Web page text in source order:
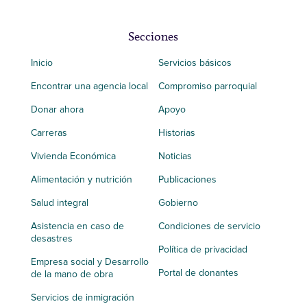
Secciones
Inicio
Encontrar una agencia local
Donar ahora
Carreras
Vivienda Económica
Alimentación y nutrición
Salud integral
Asistencia en caso de
desastres
Empresa social y Desarrollo
de la mano de obra
Servicios de inmigración
Servicios básicos
Compromiso parroquial
Apoyo
Historias
Noticias
Publicaciones
Gobierno
Condiciones de servicio
Política de privacidad
Portal de donantes